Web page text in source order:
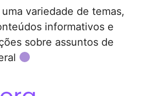
variedade de temas,
informativos e
sobre assuntos de